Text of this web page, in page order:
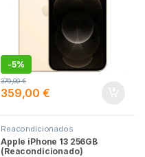
-5%
359,00€
379,00€
Reacondicionados
Apple iPhone 13 256GB
(Reacondicionado)